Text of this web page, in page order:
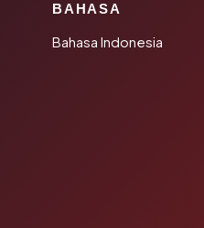
BAHASA
Bahasa Indonesia